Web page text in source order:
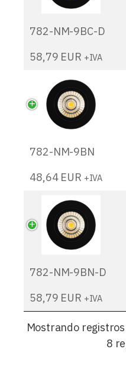
782-NM-9BC-D
58,79 EUR +IVA
782-NM-9BN
48,64 EUR +IVA
782-NM-9BN-D
58,79 EUR +IVA
Mostrando
8